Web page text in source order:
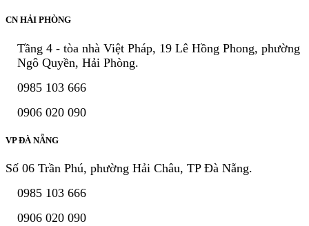
CN HẢI PHÒNG
Tầng 4 - tòa nhà Việt Pháp, 19 Lê Hồng Phong, phường
Ngô Quyền, Hải Phòng.
0985 103 666
0906 020 090
VP ĐÀ NẴNG
Số 06 Trần Phú, phường Hải Châu, TP Đà Nẵng.
0985 103 666
0906 020 090